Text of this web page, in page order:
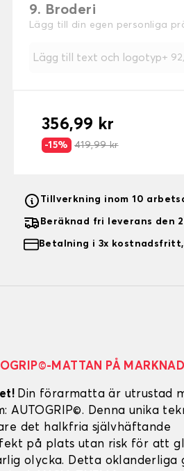
9. Broderi
Lägg till din egen personliga
Lägg till text och logotyp+
356,99 kr
-15% 419,99 kr
Tillverkning inom 10
Beräknad fri leverans den
Betalning i 3x
MATTAN PÅ
Din förarmatta är utrustad
Denna unika
det halkfria självhäftande
på plats utan risk för att
olycka. Detta oklanderliga